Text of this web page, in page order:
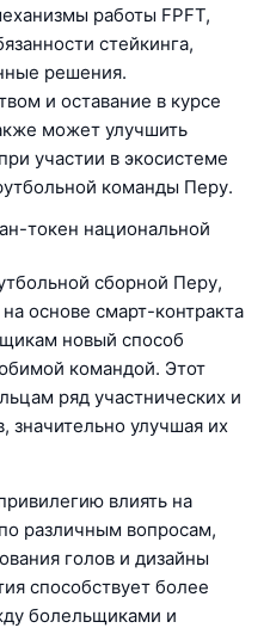
работы FPFT,
стейкинга,
решения.
и оставание в курсе
может улучшить
участии в экосистеме
команды Перу.
токен национальной
сборной Перу,
основе смарт-контракта
новый способ
командой. Этот
ряд участнических и
значительно улучшая их
влиять на
различным вопросам,
голов и дизайны
способствует более
болельщиками и